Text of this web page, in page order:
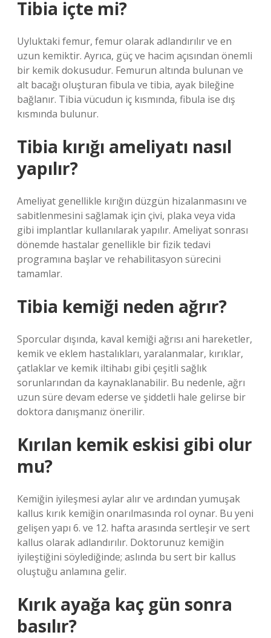
Tibia içte mi?
Uyluktaki femur, femur olarak adlandırılır ve en
uzun kemiktir. Ayrıca, güç ve hacim açısından önemli
bir kemik dokusudur. Femurun altında bulunan ve
alt bacağı oluşturan fibula ve tibia, ayak bileğine
bağlanır. Tibia vücudun iç kısmında, fibula ise dış
kısmında bulunur.
Tibia kırığı ameliyatı nasıl
yapılır?
Ameliyat genellikle kırığın düzgün hizalanmasını ve
sabitlenmesini sağlamak için çivi, plaka veya vida
gibi implantlar kullanılarak yapılır. Ameliyat sonrası
dönemde hastalar genellikle bir fizik tedavi
programına başlar ve rehabilitasyon sürecini
tamamlar.
Tibia kemiği neden ağrır?
Sporcular dışında, kaval kemiği ağrısı ani hareketler,
kemik ve eklem hastalıkları, yaralanmalar, kırıklar,
çatlaklar ve kemik iltihabı gibi çeşitli sağlık
sorunlarından da kaynaklanabilir. Bu nedenle, ağrı
uzun süre devam ederse ve şiddetli hale gelirse bir
doktora danışmanız önerilir.
Kırılan kemik eskisi gibi olur
mu?
Kemiğin iyileşmesi aylar alır ve ardından yumuşak
kallus kırık kemiğin onarılmasında rol oynar. Bu yeni
gelişen yapı 6. ve 12. hafta arasında sertleşir ve sert
kallus olarak adlandırılır. Doktorunuz kemiğin
iyileştiğini söylediğinde; aslında bu sert bir kallus
oluştuğu anlamına gelir.
Kırık ayağa kaç gün sonra
basılır?